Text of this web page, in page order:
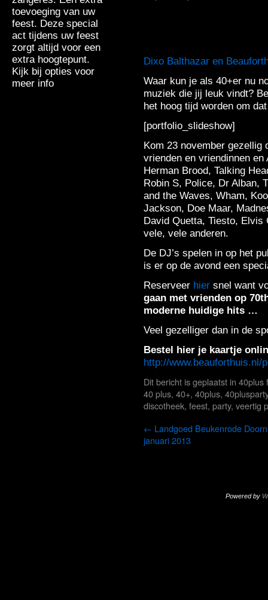
toevoeging van uw
feest. Deze special
act tijdens uw feest
zorgt altijd voor een
extra hoogtepunt.
Kijk bij opties voor
meer info
Dixo Balthazar en
Waar kun je als 40+er nu
muziek die jij leuk vindt?
het hoog tijd worden om
[portfolio_slideshow]
Kom 23 november gezellig
vrienden en vriendinnen
Herman Brood, Talking
Robin S, Police, Dr Alban,
and the Waves, Wham,
Jackson, Doe Maar,
David Quetta, Tiesto, Elvis
vele, vele anderen.
De DJ’s spelen in op het
is er op de avond een
Reserveer hier snel want
gaan met vrienden op
moderne huidige hits …
Veel gezelliger dan in de
Bestel hier je kaartje
http://www.beauforthuis.nl/
Dit bericht is geplaatst in 40plus
40 plus, 40+, 40plus, 40plusparty
discotheek, feest, party, veertig
← Landgoed Beukenrode
januari 2013
Powered by